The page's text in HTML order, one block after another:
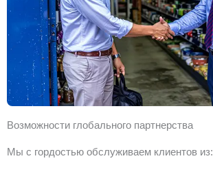
Возможности глобального партнерства
Мы с гордостью обслуживаем клиентов из: